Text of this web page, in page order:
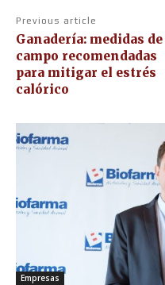
Previous article
Ganadería: medidas de
campo recomendadas
para mitigar el estrés
calórico
Empresas